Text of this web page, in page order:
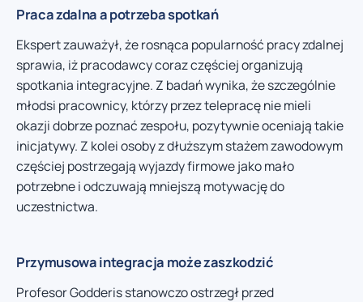
Praca zdalna a potrzeba spotkań
Ekspert zauważył, że rosnąca popularność pracy zdalnej
sprawia, iż pracodawcy coraz częściej organizują
spotkania integracyjne. Z badań wynika, że szczególnie
młodsi pracownicy, którzy przez telepracę nie mieli
okazji dobrze poznać zespołu, pozytywnie oceniają takie
inicjatywy. Z kolei osoby z dłuższym stażem zawodowym
częściej postrzegają wyjazdy firmowe jako mało
potrzebne i odczuwają mniejszą motywację do
uczestnictwa.
Przymusowa integracja może zaszkodzić
Profesor Godderis stanowczo ostrzegł przed